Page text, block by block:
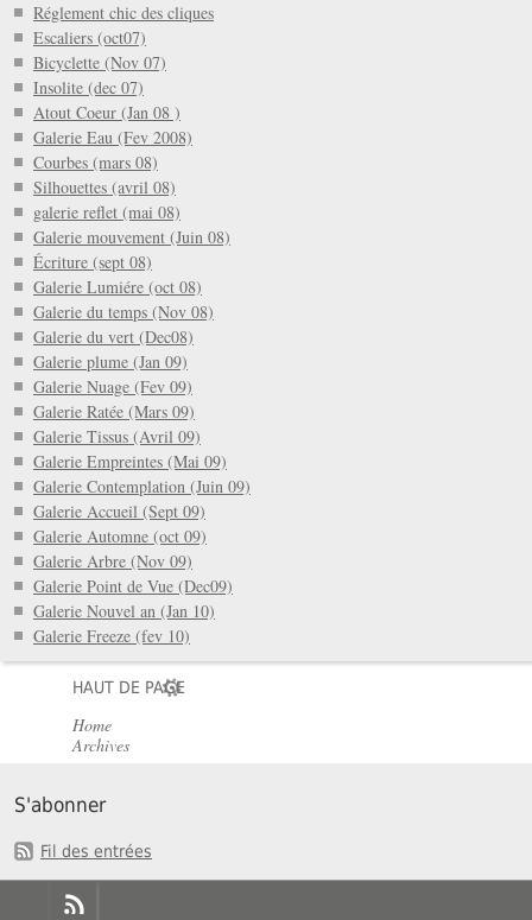
Réglement chic des cliques
Escaliers (oct07)
Bicyclette (Nov 07)
Insolite (dec 07)
Atout Coeur (Jan 08 )
Galerie Eau (Fev 2008)
Courbes (mars 08)
Silhouettes (avril 08)
galerie reflet (mai 08)
Galerie mouvement (Juin 08)
Écriture (sept 08)
Galerie Lumiére (oct 08)
Galerie du temps (Nov 08)
Galerie du vert (Dec08)
Galerie plume (Jan 09)
Galerie Nuage (Fev 09)
Galerie Ratée (Mars 09)
Galerie Tissus (Avril 09)
Galerie Empreintes (Mai 09)
Galerie Contemplation (Juin 09)
Galerie Accueil (Sept 09)
Galerie Automne (oct 09)
Galerie Arbre (Nov 09)
Galerie Point de Vue (Dec09)
Galerie Nouvel an (Jan 10)
Galerie Freeze (fev 10)
HAUT DE PAGE
Home
Archives
S'abonner
Fil des entrées